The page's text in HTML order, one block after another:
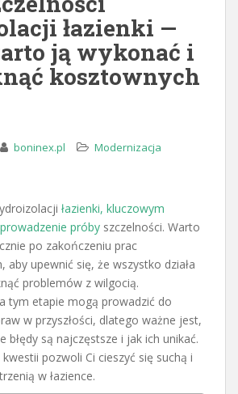
łazienki —
ją wykonać i
kosztownych
boninex.pl
Modernizacja
łazienki, kluczowym
próby szczelności. Warto
po zakończeniu prac
aby upewnić się, że wszystko działa
problemów z wilgocią.
tym etapie mogą prowadzić do
w przyszłości, dlatego ważne jest,
błędy są najczęstsze i jak ich unikać.
pozwoli Ci cieszyć się suchą i
w łazience.